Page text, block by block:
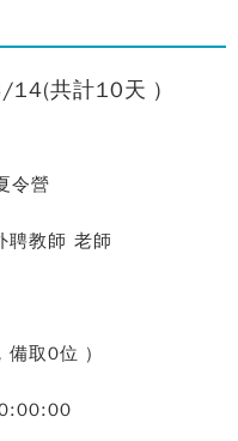
14(共計10天 )
令營
聘教師 老師
備取0位 )